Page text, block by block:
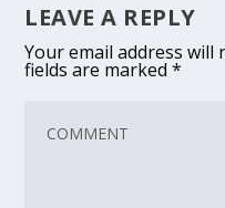
LEAVE A REPLY
Your email address will
fields are marked*